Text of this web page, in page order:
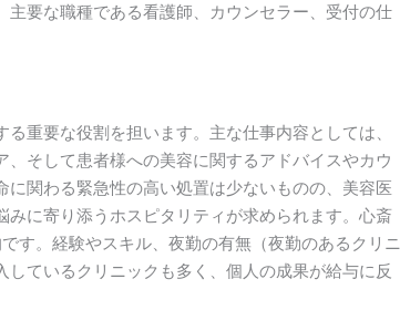
要な職種である看護師、カウンセラー、受付の仕
重要な役割を担います。主な仕事内容としては、
そして患者様への美容に関するアドバイスやカウ
関わる緊急性の高い処置は少ないものの、美容医
に寄り添うホスピタリティが求められます。心斎
す。経験やスキル、夜勤の有無（夜勤のあるクリニ
ているクリニックも多く、個人の成果が給与に反